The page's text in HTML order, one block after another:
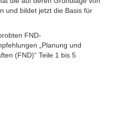
und bildet jetzt die Basis für
FND-
„Planung und
(FND)“ Teile 1 bis 5